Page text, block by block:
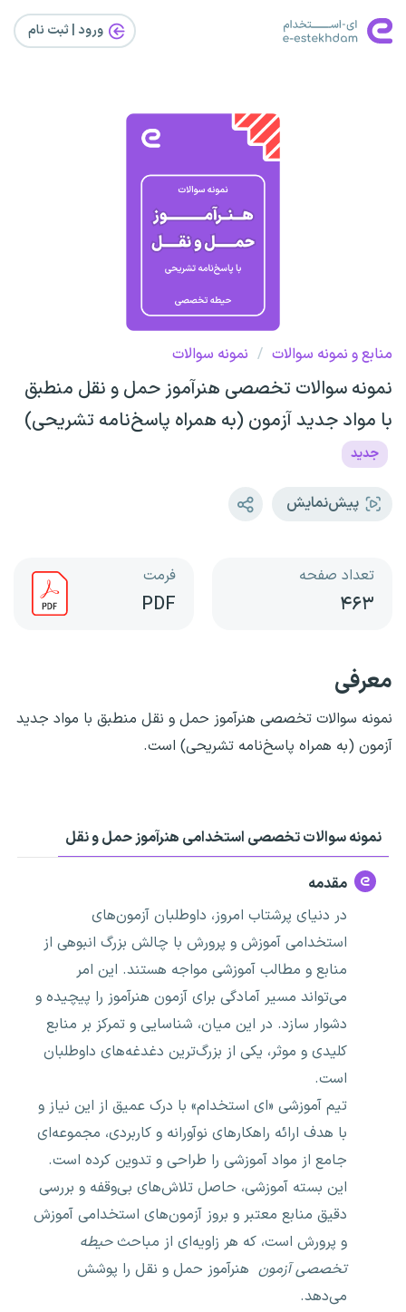
ورود | ثبت‌ نام
منابع و نمونه سوالات / نمونه سوالات
نمونه سوالات تخصصی هنرآموز حمل و نقل منطبق
با مواد جدید آزمون (به همراه پاسخ‌نامه تشریحی)
جدید
پیش‌نمایش
تعداد صفحه
۴۶۳
فرمت
PDF
معرفی
نمونه سوالات تخصصی هنرآموز حمل و نقل منطبق با مواد جدید
آزمون (به همراه پاسخ‌نامه تشریحی) است.
نمونه سوالات تخصصی استخدامی هنرآموز حمل و نقل
مقدمه
در دنیای پرشتاب امروز، داوطلبان آزمون‌های
استخدامی آموزش و پرورش با چالش بزرگ انبوهی از
منابع و مطالب آموزشی مواجه هستند. این امر
می‌تواند مسیر آمادگی برای آزمون‌ هنرآموز را پیچیده و
دشوار سازد. در این میان، شناسایی و تمرکز بر منابع
کلیدی و موثر، یکی از بزرگ‌ترین دغدغه‌های داوطلبان
است.
تیم آموزشی «ای استخدام» با درک عمیق از این نیاز و
با هدف ارائه راهکارهای نوآورانه و کاربردی، مجموعه‌ای
جامع از مواد آموزشی را طراحی و تدوین کرده است.
این بسته آموزشی، حاصل تلاش‌های بی‌وقفه و بررسی
دقیق منابع معتبر و بروز آزمون‌های استخدامی آموزش
و پرورش است، که هر زاویه‌ای از مباحثحیطه
تخصصی آزمون هنرآموز حمل و نقل را پوشش
می‌دهد.